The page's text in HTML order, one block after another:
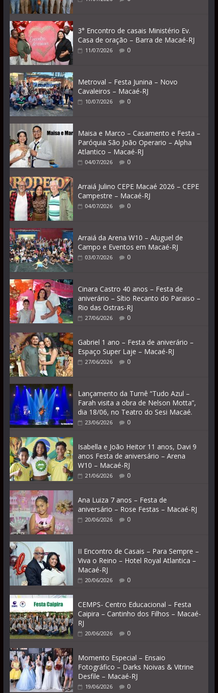
3° Encontro de casais Ministério Ev.
Casa de oração – Barra de Macaé-RJ
11/07/2026 0
Metroval – Festa Junina – Novo
Cavaleiros – Macaé-RJ
10/07/2026 0
Maisa e Marco – Casamento e Festa –
Paróquia São João Operario – Alpha
Atlantico – Macaé-RJ
04/07/2026 0
Arraiá Julino CEPE Macaé 2026 – CEPE
Campestre – Macaé-RJ
04/07/2026 0
Arraiá da Arena W10 – Aluguel de
Campo e Eventos em Macaé-RJ
03/07/2026 0
Cinara Castro 40 anos – Festa de
aniverário – Sítio Recanto do Paraiso –
Rio das Ostras-RJ
27/06/2026 0
Gabriel 1 ano – Festa de aniverário –
Espaço Super Laje – Macaé-RJ
27/06/2026 0
Lançamento da Turnê “Tudo Azul –
Farah visita a obra de Nelson Motta”,
dia 18/06, no Teatro do Sesi Macaé.
23/06/2026 0
Isabella e João Heitor 11 anos, Davi 9
anos Festa de aniversário – Arena
W10 – Macaé-RJ
21/06/2026 0
Ana Luiza 7 anos – Festa de
aniversário – Rose Festas – Macaé-RJ
20/06/2026 0
II Encontro de Casais – Para Sempre –
Viva o Reino – Hotel Royal Atlantica –
Macaé-RJ
20/06/2026 0
CEMPS- Centro Educacional – Festa
Caipira – Cantinho dos Filhos – Macaé-
RJ
20/06/2026 0
Momento Especial – Ensaio
Fotográfico – Darks Noivas & Vitrine
Desfile – Macaé-RJ
19/06/2026 0